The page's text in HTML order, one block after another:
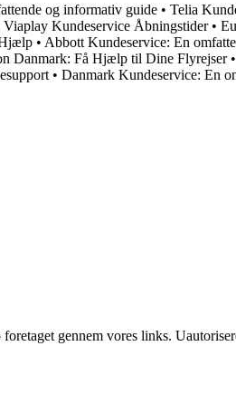
og informativ guide • Telia
Viaplay Kundeservice Åbningstider•
• Abbott Kundeservice: En
Danmark: Få Hjælp til Dine Flyrejser•
• Danmark Kundeservice: En
gennem vores links.